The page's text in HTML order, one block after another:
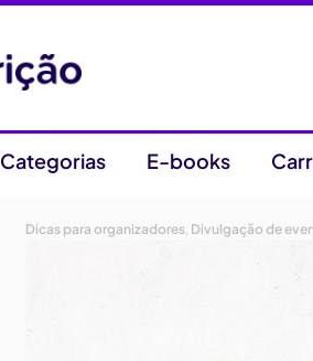
Categorias E-books
Dicas para organizadores Divulgação de